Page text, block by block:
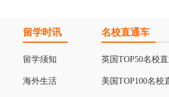
留学时讯
留学须知
海外生活
名校直通车
英国TOP50名校
美国TOP100名校